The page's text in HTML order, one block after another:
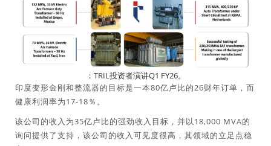
：TRIL投资者演讲Q1 FY26。
印度变形金刚和整流器的目标是一本80亿卢比的26财年订单，而
健康利润率为17-18％。
该公司的收入为35亿卢比的强劲收入目标，并以18,000 MVA的
询问提供了支持，该公司的收入可见度很高，其领域的立足点稳